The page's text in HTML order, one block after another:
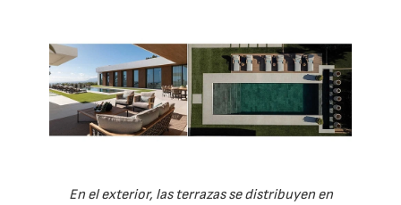
En el exterior, las terrazas se distribuyen en